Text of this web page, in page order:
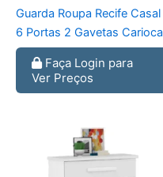
Guarda Roupa Recife Casal
6 Portas 2 Gavetas Carioca
Faça Login para
Ver Preços